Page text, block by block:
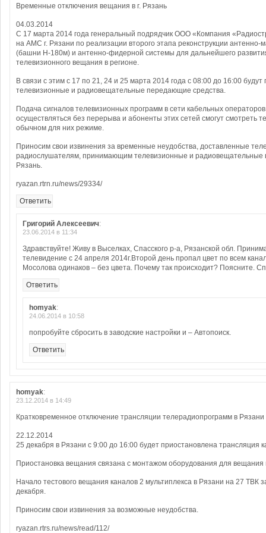
Временные отключения вещания в г. Рязань
04.03.2014
С 17 марта 2014 года генеральный подрядчик ООО «Компания
на АМС г. Рязани по реализации второго этапа реконструкции антенно-
(башни Н-180м) и антенно-фидерной системы для дальнейшего
телевизионного вещания в регионе.
В связи с этим с 17 по 21, 24 и 25 марта 2014 года с 08:00 до 16:00
телевизионные и радиовещательные передающие средства.
Подача сигналов телевизионных программ в сети кабельных
осуществляться без перерыва и абоненты этих сетей смогут смотреть
обычном для них режиме.
Приносим свои извинения за временные неудобства, доставленные
радиослушателям, принимающим телевизионные и
Рязань.
ryazan.rtrn.ru/news/29334/
Ответить
Григорий Алексеевич:
23.06.2014 в 11:34
Здравствуйте! Живу в Выселках, Спасского р-а, Рязанской обл.
телевидение с 24 апреля 2014г.Второй день пропал цвет по всем
Мосолова одинаков – без цвета. Почему так происходит? Поясните.
Ответить
homyak:
24.06.2014 в 10:58
попробуйте сбросить в заводские настройки и – Автопоиск.
Ответить
homyak:
23.12.2014 в 14:49
Кратковременное отключение трансляции телерадиопрограмм в Рязани
22.12.2014
25 декабря в Рязани с 9:00 до 16:00 будет приостановлена трансляция
Приостановка вещания связана с монтажом оборудования для вещания
Начало тестового вещания каналов 2 мультиплекса в Рязани на 27 ТВК
декабря.
Приносим свои извинения за возможные неудобства.
ryazan.rtrs.ru/news/read/112/